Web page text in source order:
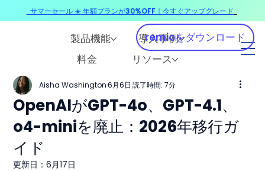
製品機能
導入事例
料金
リソース
remioをダウンロード
OpenAIがGPT-4o、GPT-4.1、
o4-miniを廃止：2026年移行ガ
イド
Aisha Washington 6月6日 読了時間: 7分
更新日：6月17日
サマーセール ☀️ 年額プランが30%OFF｜今すぐアップグレード